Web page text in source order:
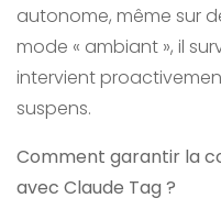
autonome, même sur
mode « ambiant », il
intervient
suspens.
Comment garantir la
avec Claude Tag ?